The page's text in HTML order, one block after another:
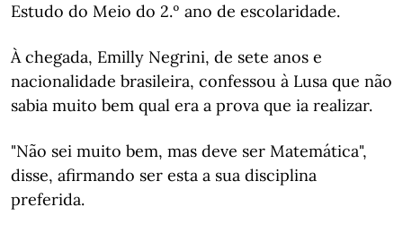
Estudo do Meio do 2.º ano de escolaridade.
À chegada, Emilly Negrini, de sete anos e
nacionalidade brasileira, confessou à Lusa que não
sabia muito bem qual era a prova que ia realizar.
"Não sei muito bem, mas deve ser Matemática",
disse, afirmando ser esta a sua disciplina
preferida.